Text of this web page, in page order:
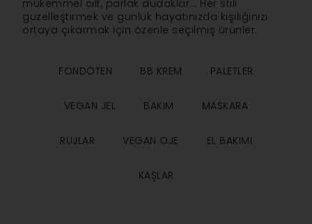
mükemmel cilt, parlak dudaklar... Her stili
güzelleştirmek ve günlük hayatınızda kişiliğinizi
ortaya çıkarmak için özenle seçilmiş ürünler.
FONDÖTEN BB KREM PALETLER
VEGAN JEL BAKIM MASKARA
RUJLAR VEGAN OJE EL BAKIMI
KAŞLAR